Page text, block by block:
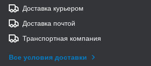
Доставка курьером
Доставка почтой
Транспортная компания
Все условия доставки